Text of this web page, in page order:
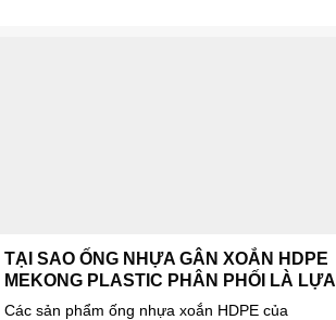
TẠI SAO ỐNG NHỰA GÂN XOẮN HDPE
MEKONG PLASTIC PHÂN PHỐI LÀ LỰA
CHỌN TỐT
Các sản phẩm ống nhựa xoắn HDPE của